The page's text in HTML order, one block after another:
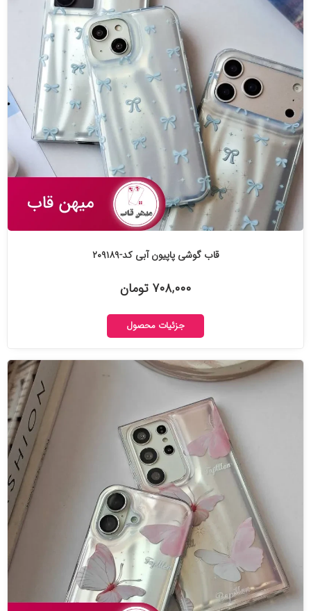
قاب گوشی پاپیون آبی کد-۲۰۹۱۸۹
۷۰۸,۰۰۰ تومان
جزئیات محصول